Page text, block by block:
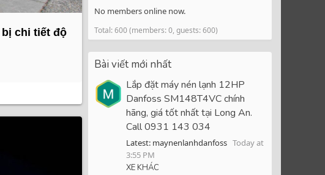
bị chi tiết độ
No members online now.
Total: 600 (members: 0, guests: 600)
Bài viết mới nhất
Lắp đặt máy nén lạnh 12HP
Danfoss SM148T4VC chính
hãng, giá tốt nhất tại Long An.
Call 0931 143 034
Latest: maynenlanhdanfoss Today at
3:55 PM
XE KHÁC